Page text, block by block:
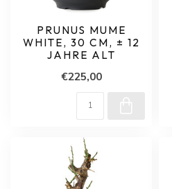
PRUNUS MUME
WHITE, 30 CM, ± 12
JAHRE ALT
€225,00